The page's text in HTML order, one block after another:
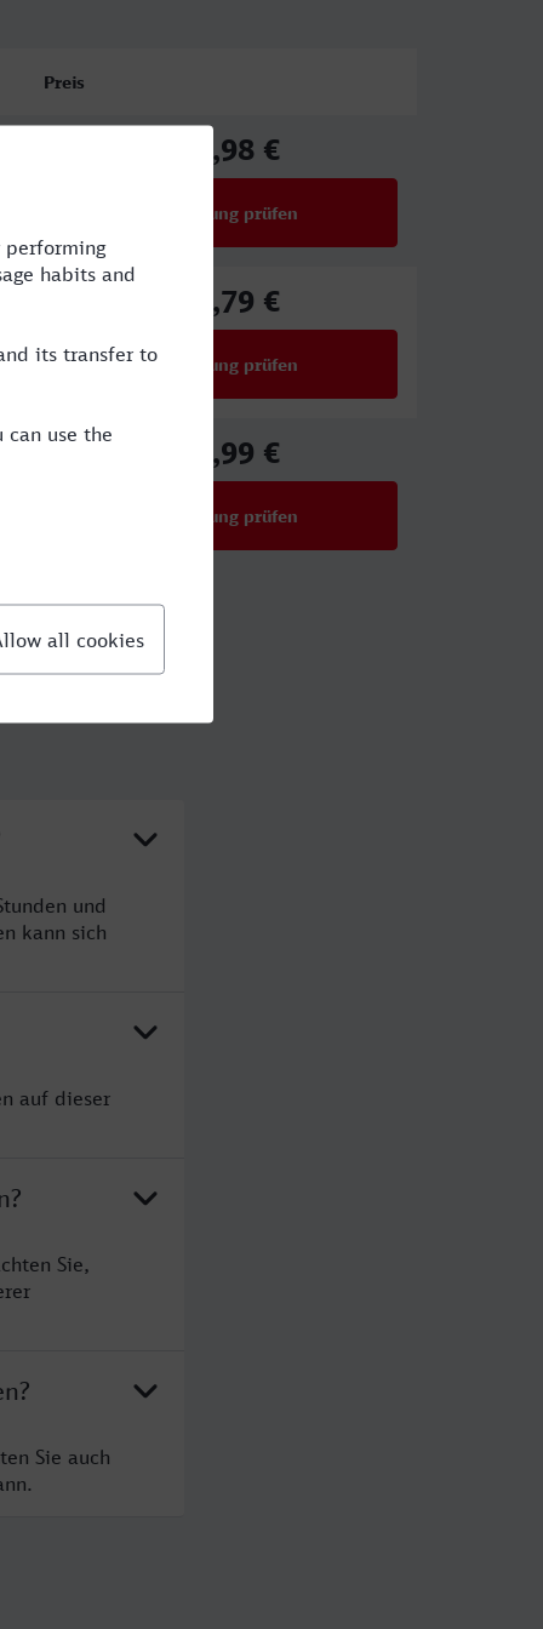
Preis
17,98 €
Verbindung prüfen
39,79 €
Verbindung prüfen
22,99 €
Verbindung prüfen
und
kann sich
auf dieser
Sie,
Sie auch